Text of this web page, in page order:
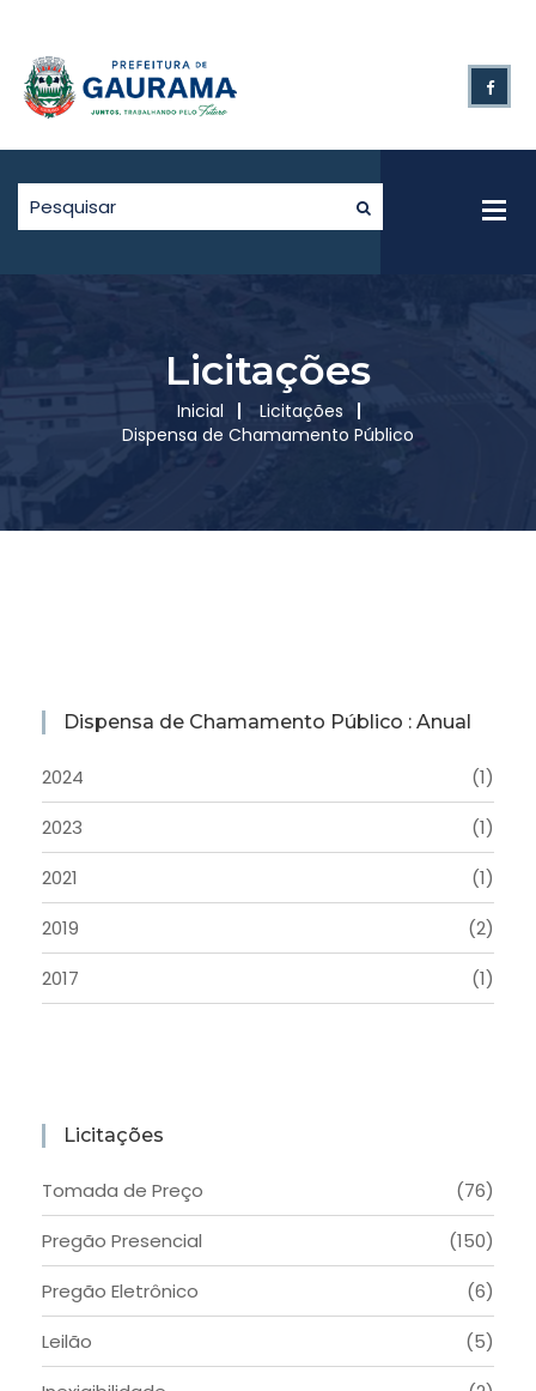
Licitações
Inicial
Licitações
Dispensa de Chamamento Público
Dispensa de Chamamento Público : Anual
2024
(1)
2023
(1)
2021
(1)
2019
(2)
2017
(1)
Licitações
Tomada de Preço
(76)
Pregão Presencial
(150)
Pregão Eletrônico
(6)
Leilão
(5)